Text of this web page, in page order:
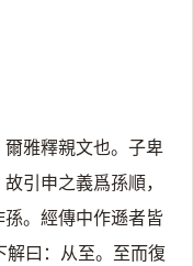
爾雅釋親文也。子卑
引申之義爲孫順，
。經傳中作遜者皆
解曰：从至。至而復